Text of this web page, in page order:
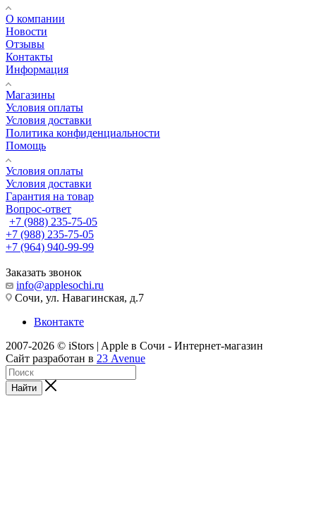
О компании
Новости
Отзывы
Контакты
Информация
Магазины
Условия оплаты
Условия доставки
Политика конфиденциальности
Помощь
Условия оплаты
Условия доставки
Гарантия на товар
Вопрос-ответ
+7 (988) 235-75-05
+7 (988) 235-75-05
+7 (964) 940-99-99
Заказать звонок
info@applesochi.ru
Сочи, ул. Навагинская, д.7
Вконтакте
2007-2026 © iStors | Apple в Сочи - Интернет-магазин
Сайт разработан в 23 Avenue
Найти